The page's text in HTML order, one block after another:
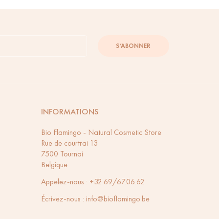
S’ABONNER
INFORMATIONS
Bio Flamingo - Natural Cosmetic Store
Rue de courtrai 13
7500 Tournai
Belgique
Appelez-nous : +32.69/67.06.62
Écrivez-nous : info@bioflamingo.be